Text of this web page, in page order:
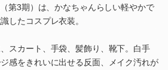
第3期）は、かなちゃんらしい軽やかで
したコスプレ衣装。
スカート、手袋、髪飾り、靴下。白手
感をきれいに出せる反面、メイク汚れが